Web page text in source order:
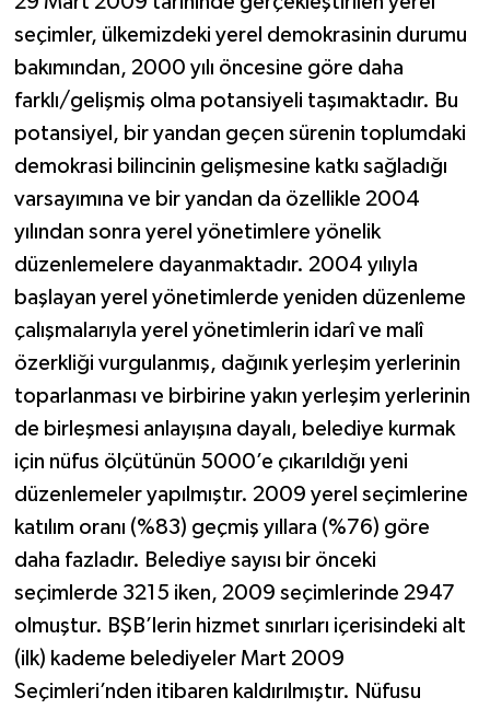
seçimler, ülkemizdeki yerel demokrasinin durumu
bakımından, 2000 yılı öncesine göre daha
farklı/gelişmiş olma potansiyeli taşımaktadır. Bu
potansiyel, bir yandan geçen sürenin toplumdaki
demokrasi bilincinin gelişmesine katkı sağladığı
varsayımına ve bir yandan da özellikle 2004
yılından sonra yerel yönetimlere yönelik
düzenlemelere dayanmaktadır. 2004 yılıyla
başlayan yerel yönetimlerde yeniden düzenleme
çalışmalarıyla yerel yönetimlerin idarî ve malî
özerkliği vurgulanmış, dağınık yerleşim yerlerinin
toparlanması ve birbirine yakın yerleşim yerlerinin
de birleşmesi anlayışına dayalı, belediye kurmak
için nüfus ölçütünün 5000’e çıkarıldığı yeni
düzenlemeler yapılmıştır. 2009 yerel seçimlerine
katılım oranı (%83) geçmiş yıllara (%76) göre
daha fazladır. Belediye sayısı bir önceki
seçimlerde 3215 iken, 2009 seçimlerinde 2947
olmuştur. BŞB’lerin hizmet sınırları içerisindeki alt
(ilk) kademe belediyeler Mart 2009
Seçimleri’nden itibaren kaldırılmıştır. Nüfusu